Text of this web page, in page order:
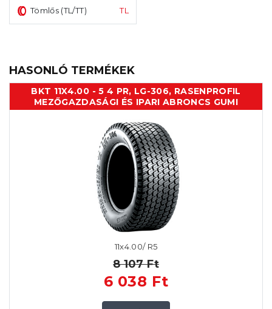
Tömlős (TL/TT) TL
HASONLÓ TERMÉKEK
BKT 11X4.00 - 5 4 PR, LG-306, RASENPROFIL
MEZŐGAZDASÁGI ÉS IPARI ABRONCS GUMI
11x4.00/ R5
8 107 Ft
6 038 Ft